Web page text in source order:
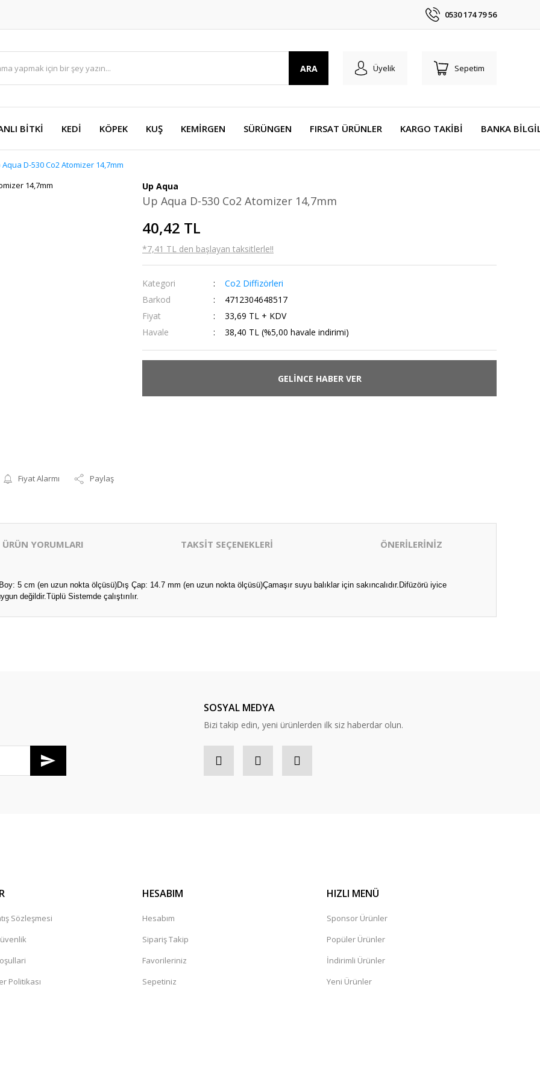
0530 174 79 56
ARA Üyelik Sepetim
BİTKİ KEDİ KÖPEK KUŞ KEMİRGEN SÜRÜNGEN FIRSAT ÜRÜNLER KARGO TAKİBİ BANKA
Aqua D-530 Co2 Atomizer 14,7mm
Fiyat Alarmı Paylaş
Up Aqua
Up Aqua D-530 Co2 Atomizer 14,7mm
40,42 TL
*7,41 TL den başlayan taksitlerle!!
Kategori
Co2 Diffizörleri
Barkod
4712304648517
Fiyat
33,69 TL + KDV
Havale
38,40 TL (%5,00 havale indirimi)
GELİNCE HABER VER
ÜRÜN YORUMLARI TAKSİT SEÇENEKLERİ ÖNERİLERİNİZ
5 cm (en uzun nokta ölçüsü)Dış Çap: 14.7 mm (en uzun nokta ölçüsü)Çamaşır suyu balıklar için sakıncalıdır.Difüzörü iyice
değildir.Tüplü Sistemde çalıştırılır.
SOSYAL MEDYA
Bizi takip edin, yeni ürünlerden ilk siz haberdar olun.
Sözleşmesi
Politikası
HESABIM
Hesabım
Sipariş Takip
Favorileriniz
Sepetiniz
HIZLI MENÜ
Sponsor Ürünler
Popüler Ürünler
İndirimli Ürünler
Yeni Ürünler